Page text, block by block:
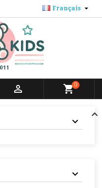
Français 
 shopping_cart0